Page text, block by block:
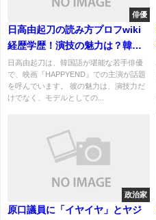
俳優
日高由起刀の読み方プロフwiki
経歴学歴！演技の魅力は？韓国
語がすごい｜ハーフの噂につい
ても！
日高由起刀は、韓国語が堪能な若手俳優
で、映画『HAPPYEND』での主演が話題
を呼んでいます。 彼の魅力は、演技力だ
けでなく、モデルとしての...
政治家
原口議員に「イヤイヤ」とヤジ